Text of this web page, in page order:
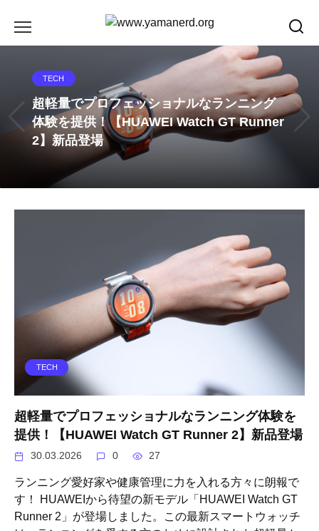
TECH
超軽量でプロフェッショナルなランニング
体験を提供！【HUAWEI Watch GT Runner
2】新品登場
TECH
超軽量でプロフェッショナルなランニング体験を
提供！【HUAWEI Watch GT Runner 2】新品登場
30.03.2026 0 27
ランニング愛好家や健康管理に力を入れる方々に朗報で
す！ HUAWEIから待望の新モデル「HUAWEI Watch GT
Runner 2」が登場しました。この最新スマートウォッチ